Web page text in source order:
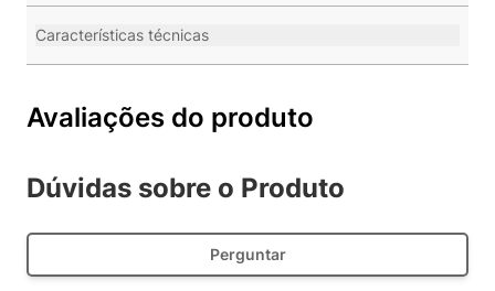
Características técnicas
Avaliações do produto
Dúvidas sobre o Produto
Perguntar